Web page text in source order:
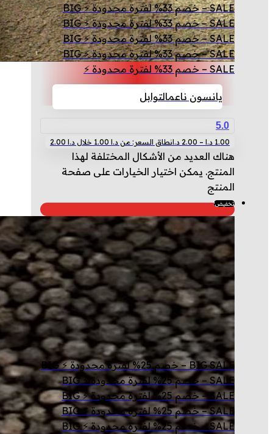
SALE – خصم 33% لفترة محدودة ⚡ BIG
SALE – خصم 33% لفترة محدودة ⚡ BIG
SALE – خصم 33% لفترة محدودة ⚡ BIG
SALE – خصم 33% لفترة محدودة ⚡ BIG
SALE – خصم 33% لفترة محدودة ⚡
يانسون ناعمالتوابل
5.0
1.00 د.ا –
2.00 د.انطاق السعر: من ⁦1.00 د.ا⁩ خلال ⁦2.00 د.ا⁩
هناك العديد من الأشكال المختلفة لهذا
المنتج. يمكن اختيار الخيارات على صفحة
المنتج
تخفيض!
BIG SALE – خصم 25% لفترة محدودة ⚡ BIG
SALE – خصم 25% لفترة محدودة ⚡ BIG
SALE – خصم 25% لفترة محدودة ⚡ BIG
SALE – خصم 25% لفترة محدودة ⚡ BIG
SALE – خصم 25% لفترة محدودة ⚡ BIG